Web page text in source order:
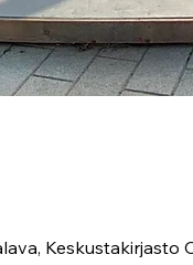
Keskustakirjasto